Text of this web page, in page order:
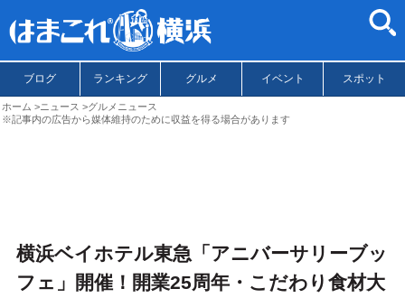
ブログ ランキング グルメ イベント スポット
ホーム ニュース
グルメニュース
※記事内の広告から媒体維持のために収益を得る場合があります
横浜ベイホテル東急「アニバーサリーブッ
フェ」開催！開業25周年・こだわり食材大